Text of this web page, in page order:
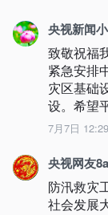
央视新闻
致敬祝福
紧急安排
灾区基础
设。希望
7月7日 12:29
央视网友
防汛救灾
社会发展